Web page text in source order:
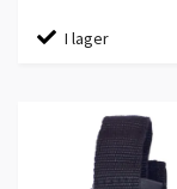
I lager